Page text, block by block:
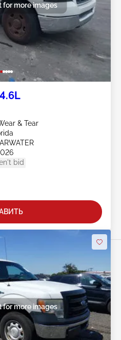
for more images
& Tear
bid
for more images